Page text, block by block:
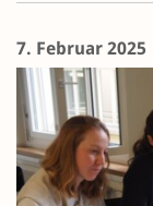
7. Februar 2025